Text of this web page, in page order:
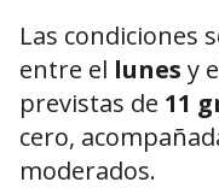
Las condiciones
entre el lunes y
previstas de 11
cero,
moderados.